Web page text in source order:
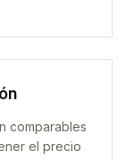
comparables
el precio